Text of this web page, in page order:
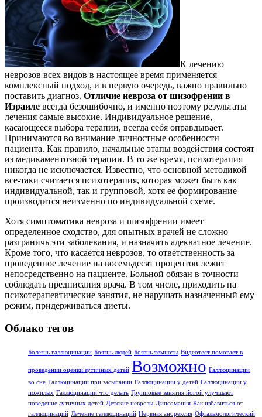
К лечению
неврозов всех видов в настоящее время применяется
комплексный подход, и в первую очередь, важно правильно
поставить диагноз. Отличие невроза от шизофрении в
Израиле всегда безошибочно, и именно поэтому результаты
лечения самые высокие. Индивидуальное решение,
касающееся выбора терапии, всегда себя оправдывает.
Принимаются во внимание личностные особенности
пациента. Как правило, начальные этапы воздействия состоят
из медикаментозной терапии. В то же время, психотерапия
никогда не исключается. Известно, что основной методикой
все-таки считается психотерапия, которая может быть как
индивидуальной, так и групповой, хотя ее формирование
производится неизменно по индивидуальной схеме.
Хотя симптоматика невроза и шизофрении имеет
определенное сходство, для опытных врачей не сложно
разграничь эти заболевания, и назначить адекватное лечение.
Кроме того, что касается неврозов, то ответственность за
проведенное лечение на восемьдесят процентов лежит
непосредственно на пациенте. Больной обязан в точности
соблюдать предписания врача. В том числе, приходить на
психотерапевтические занятия, не нарушать назначенный ему
режим, придерживаться диеты.
Облако тегов
Болезнь галлюцинации Боязнь людей Боязнь темноты Видеотест помогает в
проведении оценки аутичных детей Возможно Галлюцинации
во сне Галлюцинации при засыпании Галлюцинации у детей Галлюцинации у
пожилых Галлюцинации что делать Групповые занятия йогой улучшают
поведение аутичных детей Детские неврозы Дипсомания Как избавиться от
галлюцинаций Лечение галлюцинаций Нервная анорексия Офтальмологический